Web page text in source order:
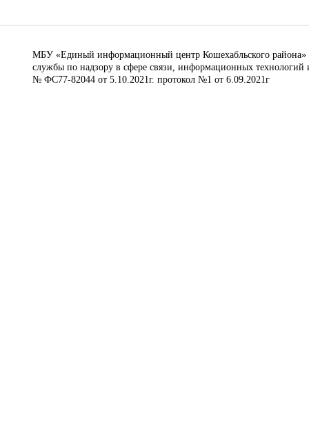
МБУ «Единый информационный центр Кошехабльского района»
службы по надзору в сфере связи, информационных
№ ФС77-82044 от 5.10.2021г. протокол №1 от 6.09.2021г